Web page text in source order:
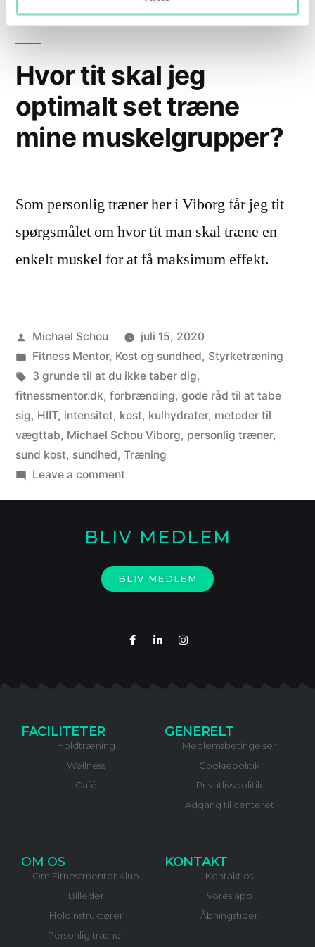
Hvor tit skal jeg
optimalt set træne
mine muskelgrupper?
Som personlig træner her i Viborg får jeg tit
spørgsmålet om hvor tit man skal træne en
enkelt muskel for at få maksimum effekt.
Michael Schou
juli 15, 2020
Fitness Mentor, Kost og sundhed, Styrketræning
3 grunde til at du ikke taber dig,
fitnessmentor.dk, forbrænding, gode råd til at tabe
sig, HIIT, intensitet, kost, kulhydrater, metoder til
vægttab, Michael Schou Viborg, personlig træner,
sund kost, sundhed, Træning
Leave a comment
BLIV MEDLEM
BLIV MEDLEM
FACILITETER
Holdtræning
Wellness
Café
GENERELT
Medlemsbetingelser
Cookiepolitik
Privatlivspolitik
Adgang til centeret
OM OS
Om Fitnessmentor Klub
Billeder
Holdinstruktører
Personlig træner
KONTAKT
Kontakt os
Vores app
Åbningstider